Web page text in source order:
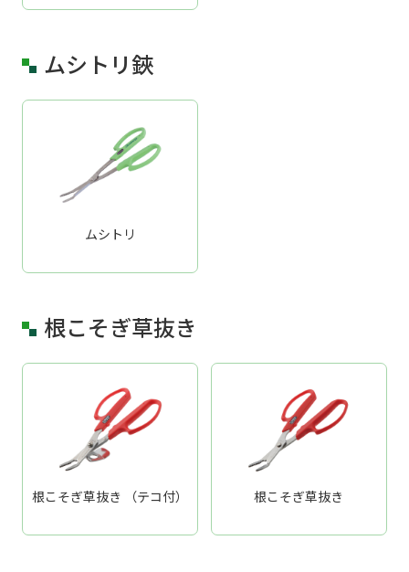
ムシトリ鋏
ムシトリ
根こそぎ草抜き
根こそぎ草抜き （テコ付） 根こそぎ草抜き